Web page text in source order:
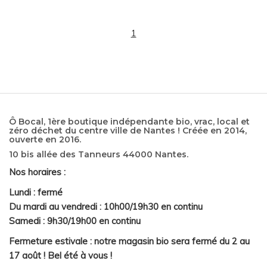
1
Ô Bocal, 1ère boutique indépendante bio, vrac, local et
zéro déchet du centre ville de Nantes ! Créée en 2014,
ouverte en 2016.
10 bis allée des Tanneurs 44000 Nantes.
Nos horaires :
Lundi : fermé
Du mardi au vendredi : 10h00/19h30 en continu
Samedi : 9h30/19h00 en continu
Fermeture estivale : notre magasin bio sera fermé du 2 au
17 août ! Bel été à vous !